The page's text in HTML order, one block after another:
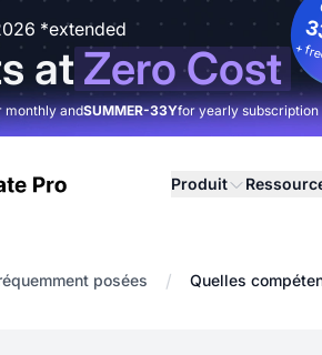
*extended
atZero Cost +
monthly andSUMMER-33Yfor yearly subscription
Produit
posées / Quelles